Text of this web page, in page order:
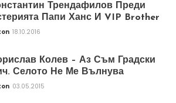
Трендафилов Преди
Папи Ханс И VIP Brother
18.10.2016
Колев – Аз Съм Градски
Селото Не Ме Вълнува
03.05.2015